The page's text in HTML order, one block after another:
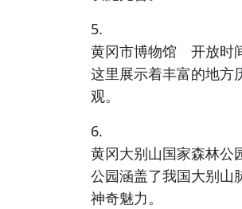
5.
黄冈市博物馆 开放时
这里展示着丰富的地方
观。
6.
黄冈大别山国家森林
公园涵盖了我国大别山
神奇魅力。